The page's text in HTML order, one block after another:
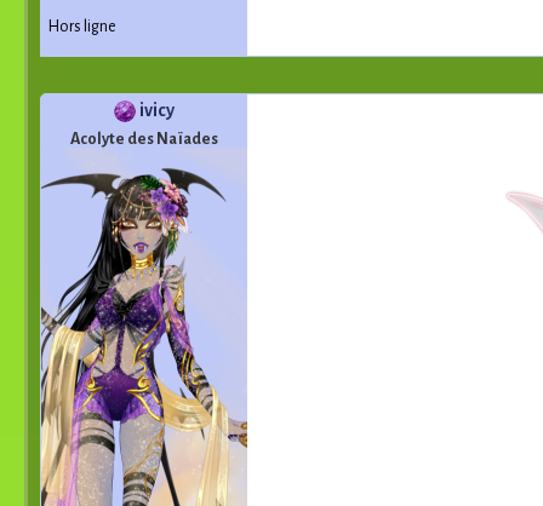
Hors ligne
ivicy
Acolyte des Naïades